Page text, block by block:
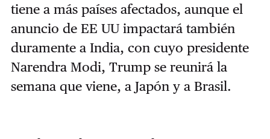
tiene a más países afectados, aunque el
anuncio de EE UU impactará también
duramente a India, con cuyo presidente
Narendra Modi, Trump se reunirá la
semana que viene, a Japón y a Brasil.